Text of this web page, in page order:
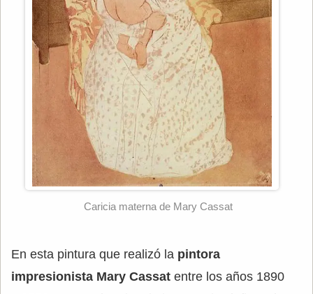
Caricia materna de Mary Cassat
En esta pintura que realizó la pintora
impresionista Mary Cassat entre los años 1890